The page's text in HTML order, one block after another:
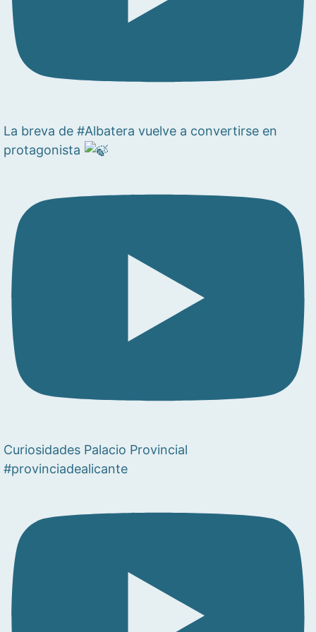
La breva de #Albatera vuelve a convertirse en
protagonista
Curiosidades Palacio Provincial
#provinciadealicante